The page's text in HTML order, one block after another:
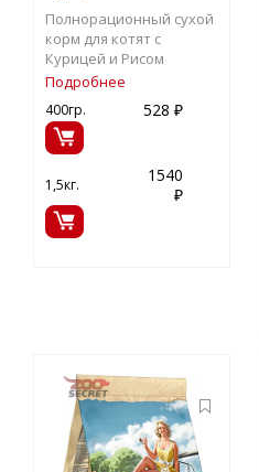
Полнорационный сухой
корм для котят с
Курицей и Рисом
Подробнее
400гр. 528 ₽
1,5кг.
1540
₽